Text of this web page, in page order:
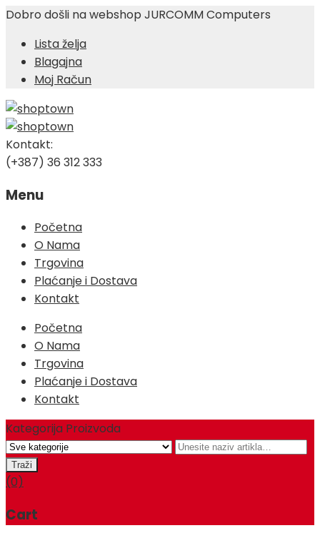
Dobro došli na webshop JURCOMM Computers
Lista želja
Blagajna
Moj Račun
Kontakt:
(+387) 36 312 333
Menu
Skip
content
Početna
O Nama
Trgovina
Plaćanje i Dostava
Kontakt
Početna
O Nama
Trgovina
Plaćanje i Dostava
Kontakt
Kategorija Proizvoda
(0)
Cart